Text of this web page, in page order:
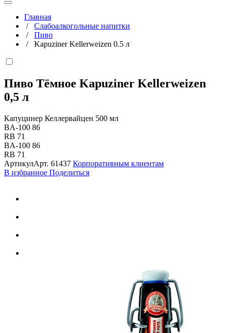
Главная
/ Слабоалкогольные напитки
/ Пиво
/ Kapuziner Kellerweizen 0.5 л
Пиво Тёмное Kapuziner Kellerweizen
0,5 л
Капуцинер Келлервайцен 500 мл
BA-100 86
RB 71
BA-100 86
RB 71
АртикулАрт. 61437 Корпоративным клиентам
В избранное Поделиться